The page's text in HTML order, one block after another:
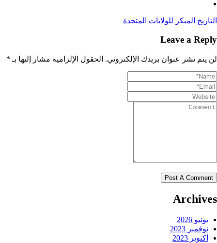
التاريخ المبكر للولايات المتحدة
Leave a Reply
لن يتم نشر عنوان بريدك الإلكتروني. الحقول الإلزامية مشار إليها بـ *
Archives
يونيو 2026
نوفمبر 2023
أكتوبر 2023